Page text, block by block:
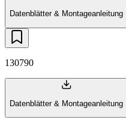
Datenblätter & Montageanleitung
130790
Datenblätter & Montageanleitung